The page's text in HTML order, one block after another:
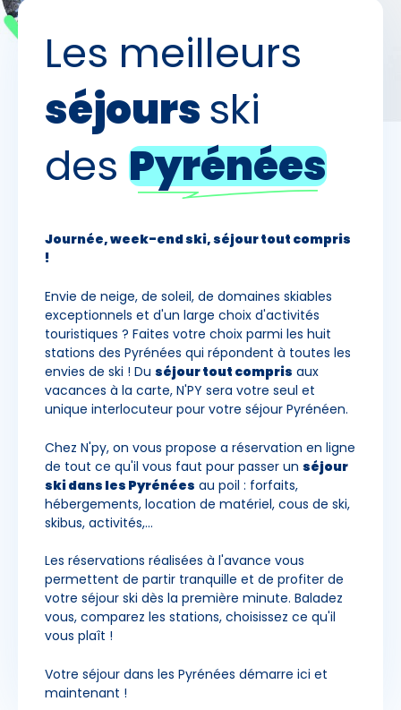
Skieurs
Enfants - +
Etudiants - +
Avec assurance ?
Les meilleurs
séjoursski
des Pyrénées
Journée, week-end ski, séjour tout compris
!
Envie de neige, de soleil, de domaines skiables
exceptionnels et d'un large choix d'activités
touristiques ? Faites votre choix parmi les huit
stations des Pyrénées qui répondent à toutes les
envies de ski ! Du séjour tout compris aux
vacances à la carte, N'PY sera votre seul et
unique interlocuteur pour votre séjour Pyrénéen.
Chez N'py, on vous propose a réservation en ligne
de tout ce qu'il vous faut pour passer un séjour
ski dans les Pyrénées au poil : forfaits,
hébergements, location de matériel, cous de ski,
skibus, activités,...
Les réservations réalisées à l'avance vous
permettent de partir tranquille et de profiter de
votre séjour ski dès la première minute. Baladez
vous, comparez les stations, choisissez ce qu'il
vous plaît !
Votre séjour dans les Pyrénées démarre ici et
maintenant !